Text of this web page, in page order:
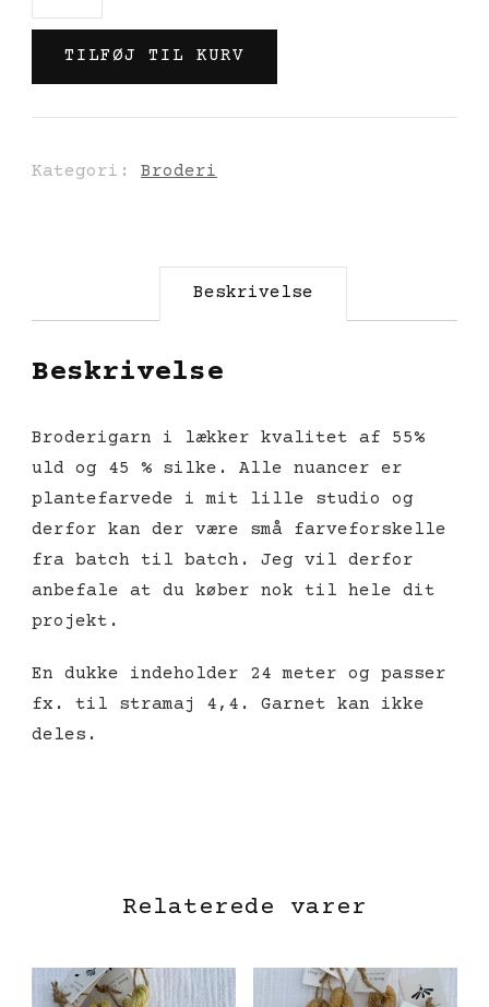
|
Cochenille
03
antal
TILFØJ TIL KURV
Kategori: Broderi
Beskrivelse
Beskrivelse
Broderigarn i lækker kvalitet af 55%
uld og 45 % silke. Alle nuancer er
plantefarvede i mit lille studio og
derfor kan der være små farveforskelle
fra batch til batch. Jeg vil derfor
anbefale at du køber nok til hele dit
projekt.
En dukke indeholder 24 meter og passer
fx. til stramaj 4,4. Garnet kan ikke
deles.
Relaterede varer